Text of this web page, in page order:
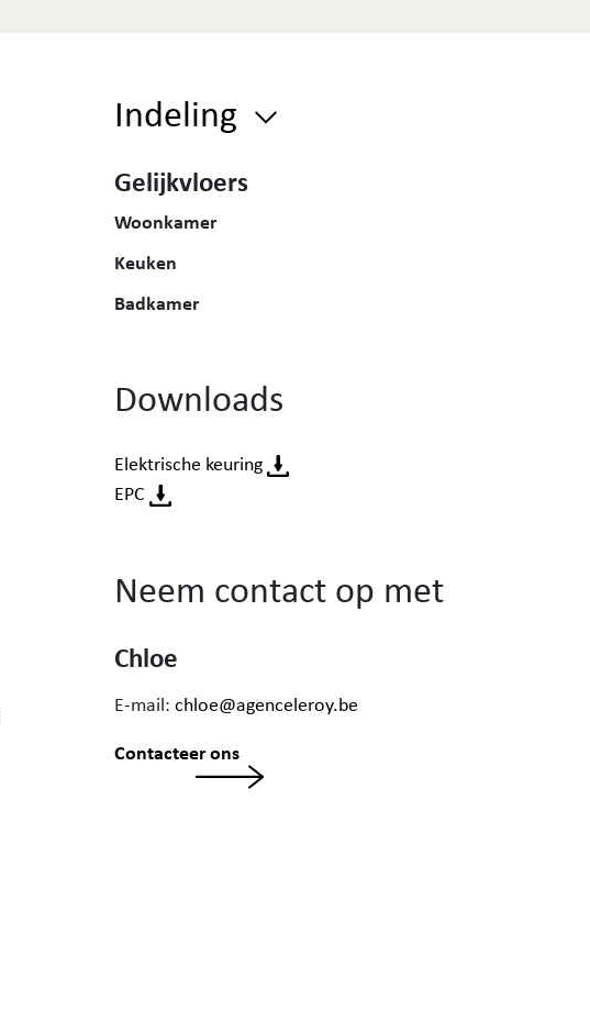
Indeling
Gelijkvloers
Woonkamer
Keuken
Badkamer
Downloads
Elektrische keuring
EPC
Neem contact op met
Chloe
E-mail: chloe@agenceleroy.be
Contacteer ons